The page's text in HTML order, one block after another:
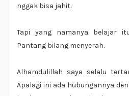
nggak bisa jahit.
Tapi yang namanya belajar
Pantang bilang menyerah.
Alhamdulillah saya selalu
Apalagi ini ada hubungannya